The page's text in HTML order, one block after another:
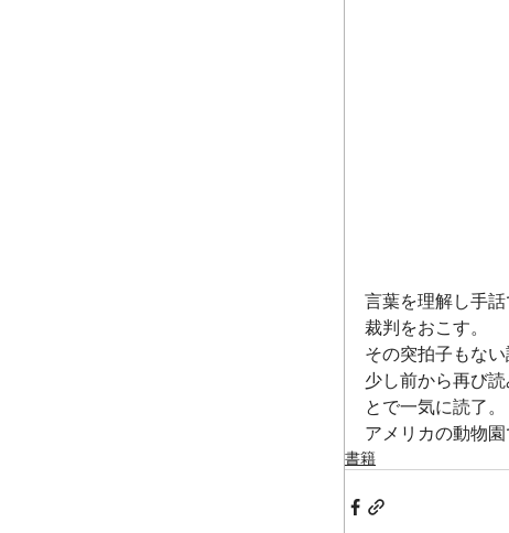
言葉を理解し手
裁判をおこす。
その突拍子もな
少し前から再び
とで一気に読了。
アメリカの動物
書籍